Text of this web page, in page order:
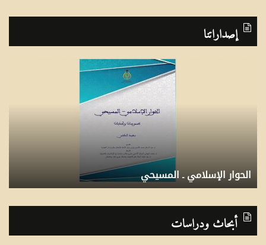
إصداراتنا
ن
ا
م
ج
م
ق
برنامج ما قبل العَالِمِيَة
1
2
3
4
5
6 أبحاث ودراسات